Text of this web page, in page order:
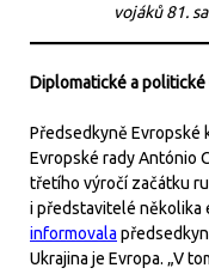
vojáků 81.
Diplomatické a
Předsedkyně Evropské
Evropské rady António
třetího výročí začátku
i představitelé několika
informovala
Ukrajina je Evropa. „V